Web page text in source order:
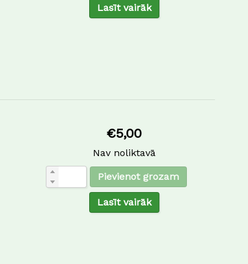
Lasīt vairāk
€5,00
Nav noliktavā
Pievienot grozam
Lasīt vairāk